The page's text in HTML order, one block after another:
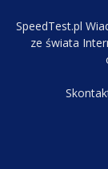
SpeedTest.pl
ze świata